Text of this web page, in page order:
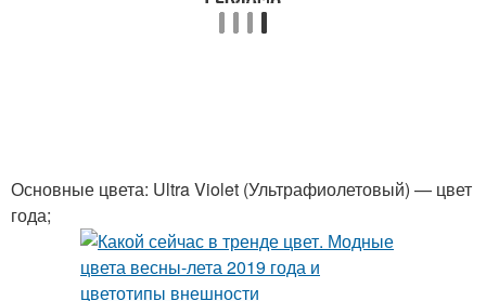
Основные цвета: Ultra Violet (Ультрафиолетовый) — цвет
года;